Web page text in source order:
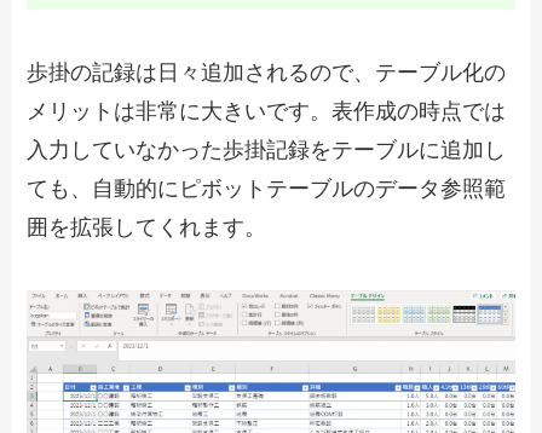
歩掛の記録は日々追加されるので、テーブル化の
メリットは非常に大きいです。表作成の時点では
入力していなかった歩掛記録をテーブルに追加し
ても、自動的にピボットテーブルのデータ参照範
囲を拡張してくれます。